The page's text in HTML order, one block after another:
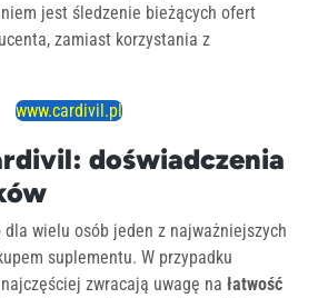
jest śledzenie bieżących ofert
zamiast korzystania z
www.cardivil.pl
doświadczenia
wielu osób jeden z najważniejszych
suplementu. W przypadku
zwracają uwagę na łatwość